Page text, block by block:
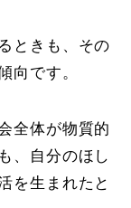
ときも、その
向です。
全体が物質的
、自分のほし
を生まれたと